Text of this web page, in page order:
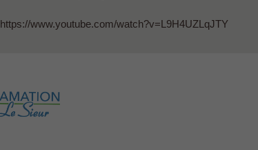
https://www.youtube.com/watch?v=L9H4UZLqJTY